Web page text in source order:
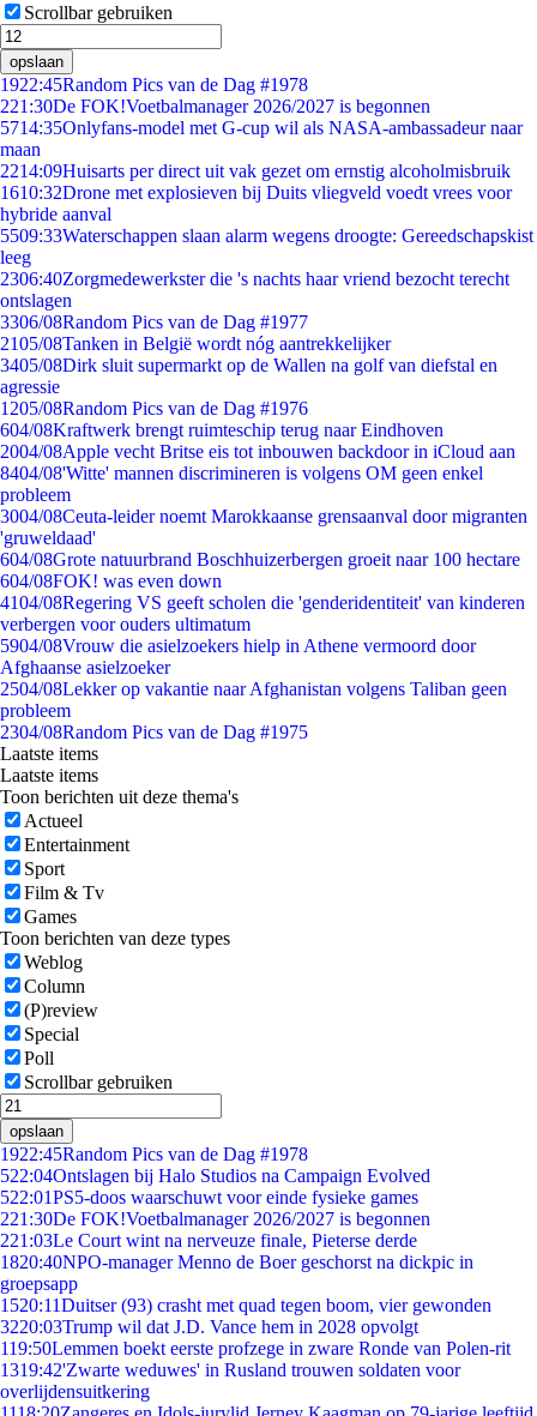
Scrollbar gebruiken
opslaan
1922:45Random Pics van de Dag #1978
221:30De FOK!Voetbalmanager 2026/2027 is begonnen
5714:35Onlyfans-model met G-cup wil als NASA-ambassadeur naar
maan
2214:09Huisarts per direct uit vak gezet om ernstig alcoholmisbruik
1610:32Drone met explosieven bij Duits vliegveld voedt vrees voor
hybride aanval
5509:33Waterschappen slaan alarm wegens droogte: Gereedschapskist
leeg
2306:40Zorgmedewerkster die 's nachts haar vriend bezocht terecht
ontslagen
3306/08Random Pics van de Dag #1977
2105/08Tanken in België wordt nóg aantrekkelijker
3405/08Dirk sluit supermarkt op de Wallen na golf van diefstal en
agressie
1205/08Random Pics van de Dag #1976
604/08Kraftwerk brengt ruimteschip terug naar Eindhoven
2004/08Apple vecht Britse eis tot inbouwen backdoor in iCloud aan
8404/08'Witte' mannen discrimineren is volgens OM geen enkel
probleem
3004/08Ceuta-leider noemt Marokkaanse grensaanval door migranten
'gruweldaad'
604/08Grote natuurbrand Boschhuizerbergen groeit naar 100 hectare
604/08FOK! was even down
4104/08Regering VS geeft scholen die 'genderidentiteit' van kinderen
verbergen voor ouders ultimatum
5904/08Vrouw die asielzoekers hielp in Athene vermoord door
Afghaanse asielzoeker
2504/08Lekker op vakantie naar Afghanistan volgens Taliban geen
probleem
2304/08Random Pics van de Dag #1975
Laatste items
Laatste items
Toon berichten uit deze thema's
Actueel
Entertainment
Sport
Film & Tv
Games
Toon berichten van deze types
Weblog
Column
(P)review
Special
Poll
Scrollbar gebruiken
opslaan
1922:45Random Pics van de Dag #1978
522:04Ontslagen bij Halo Studios na Campaign Evolved
522:01PS5-doos waarschuwt voor einde fysieke games
221:30De FOK!Voetbalmanager 2026/2027 is begonnen
221:03Le Court wint na nerveuze finale, Pieterse derde
1820:40NPO-manager Menno de Boer geschorst na dickpic in
groepsapp
1520:11Duitser (93) crasht met quad tegen boom, vier gewonden
3220:03Trump wil dat J.D. Vance hem in 2028 opvolgt
119:50Lemmen boekt eerste profzege in zware Ronde van Polen-rit
1319:42'Zwarte weduwes' in Rusland trouwen soldaten voor
overlijdensuitkering